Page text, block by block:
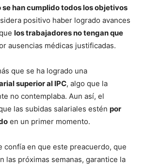
se han cumplido todos los objetivos
positivo haber logrado avances
los trabajadores no tengan que
ausencias médicas justificadas.
que se ha logrado una
superior al IPC, algo que la
no contemplaba. Aun así, el
las subidas salariales estén por
en un primer momento.
confía en que este preacuerdo, que
las próximas semanas, garantice la